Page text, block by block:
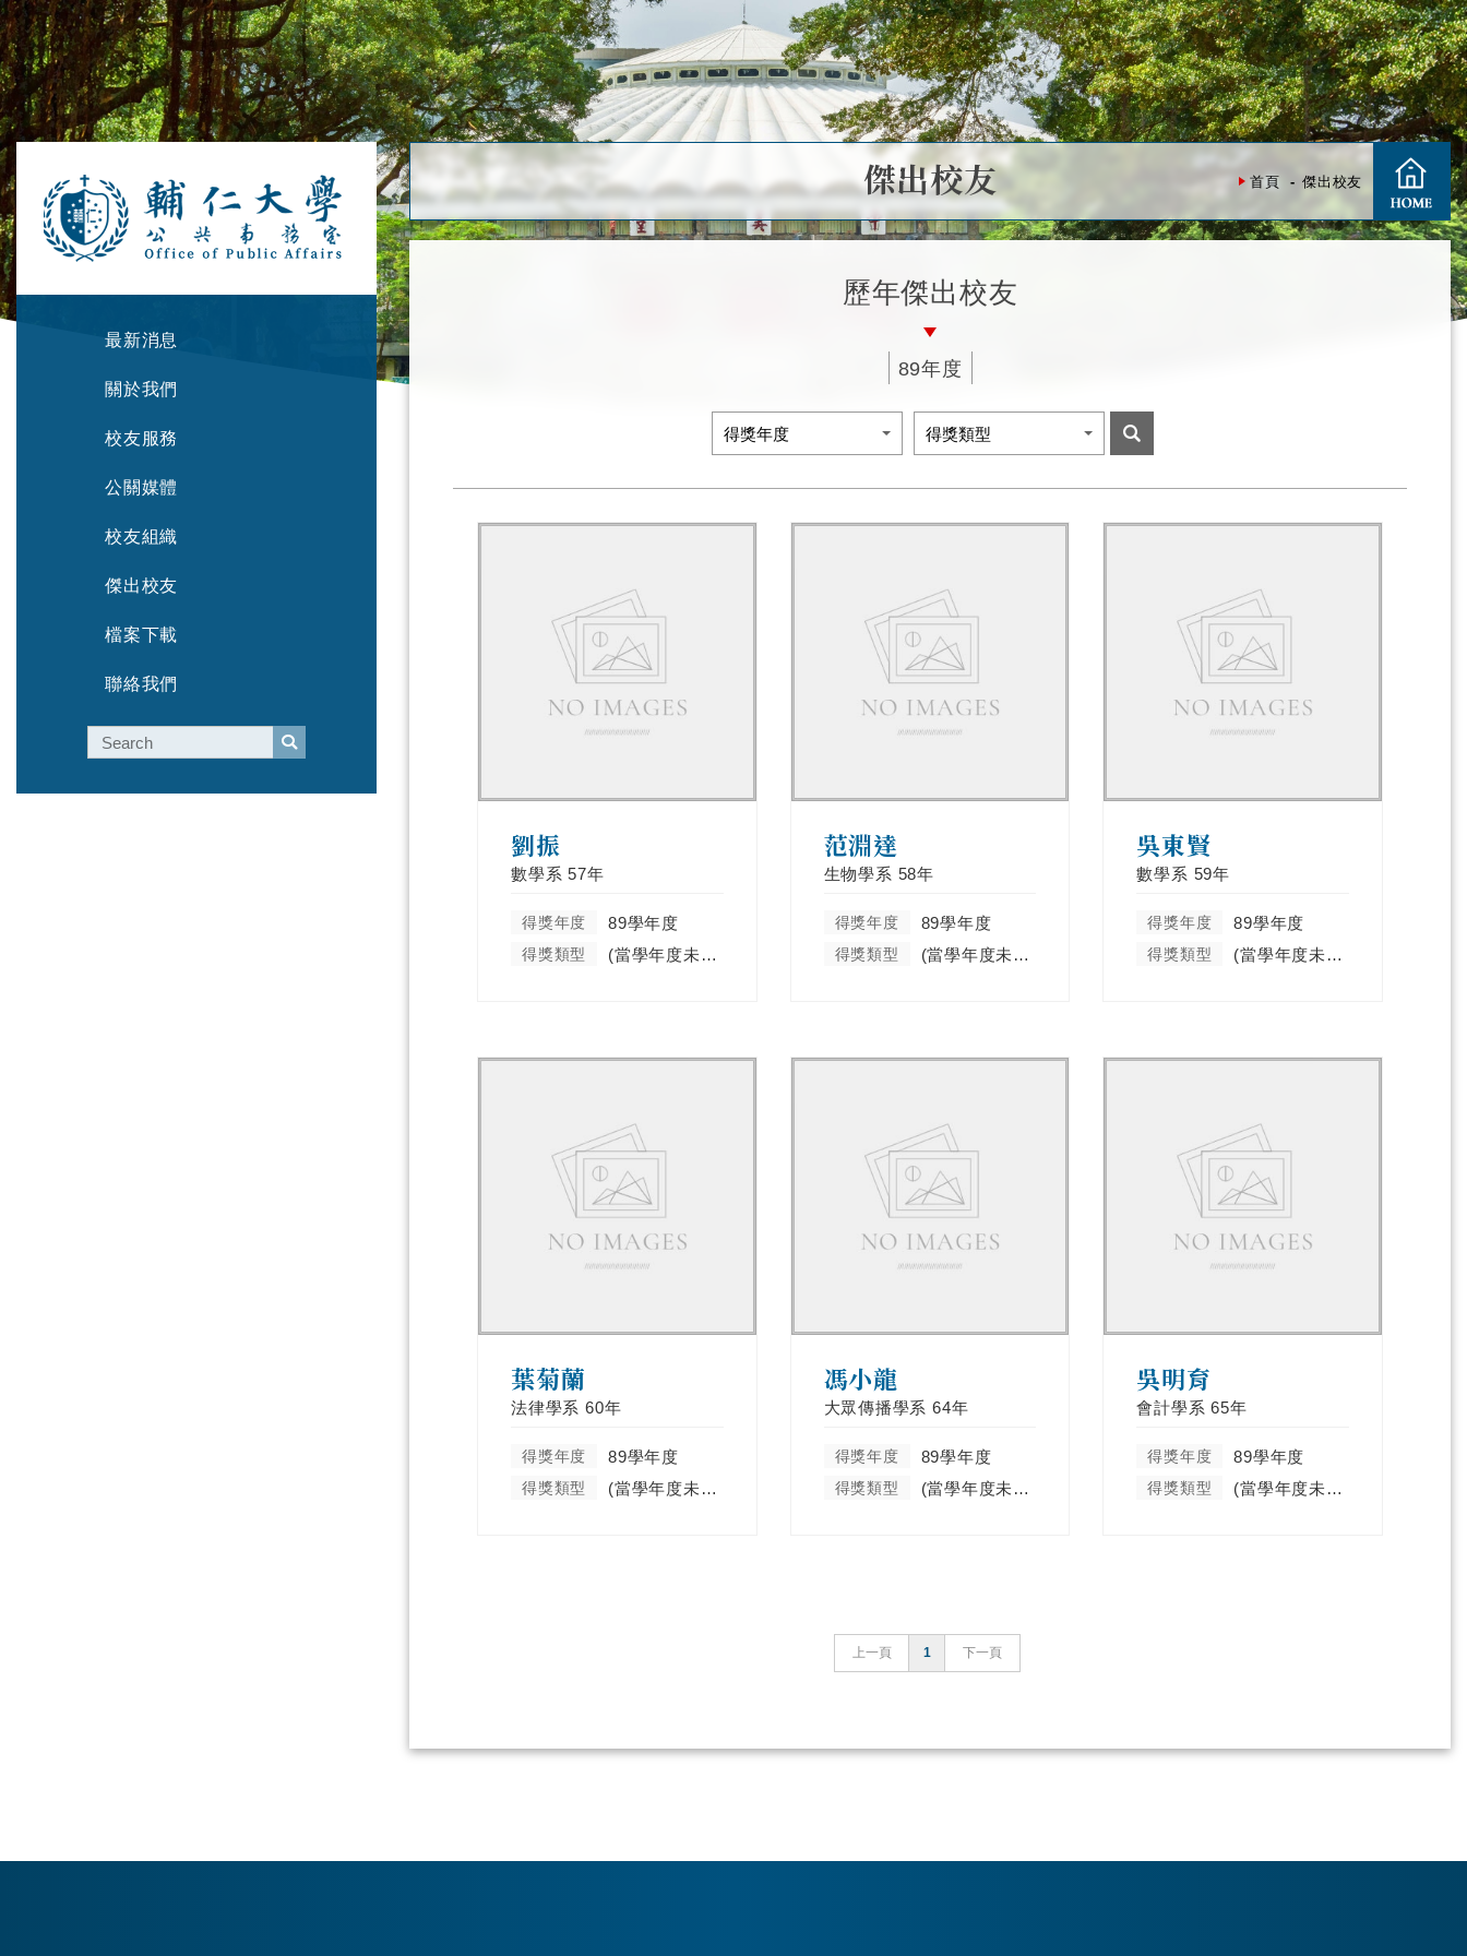
最新消息
關於我們
校友服務
公關媒體
校友組織
傑出校友
檔案下載
聯絡我們
首頁 傑出校友
傑出校友
歷年傑出校友
89年度
劉振
數學系 57年
得獎年度 89學年度
得獎類型 (當學年度未分類)
范淵達
生物學系 58年
得獎年度 89學年度
得獎類型 (當學年度未分類)
吳東賢
數學系 59年
得獎年度 89學年度
得獎類型 (當學年度未分類)
葉菊蘭
法律學系 60年
得獎年度 89學年度
得獎類型 (當學年度未分類)
馮小龍
大眾傳播學系 64年
得獎年度 89學年度
得獎類型 (當學年度未分類)
吳明育
會計學系 65年
得獎年度 89學年度
得獎類型 (當學年度未分類)
上一頁 1 下一頁